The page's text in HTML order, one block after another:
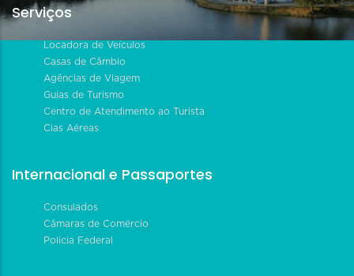
Serviços
Locadora de Veículos
Casas de Câmbio
Agências de Viagem
Guias de Turismo
Centro de Atendimento ao Turista
Cias Aéreas
Internacional e Passaportes
Consulados
Câmaras de Comércio
Polícia Federal